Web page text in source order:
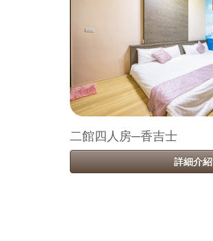
二館四人房─香吉士
詳細介紹